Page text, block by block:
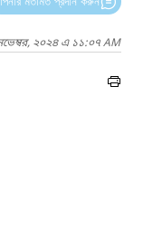
২০২৪ এ ১১:০৭ AM